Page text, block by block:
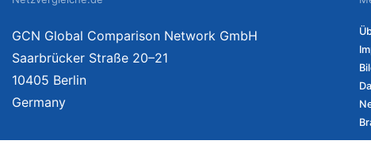
GCN Global Comparison Network GmbH
Saarbrücker Straße 20–21
10405 Berlin
Germany